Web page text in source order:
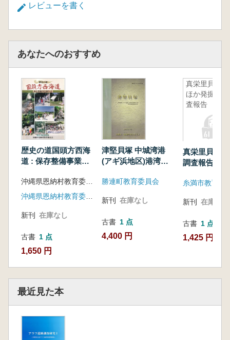
レビューを書く
あなたへのおすすめ
歴史の道国頭方西海
道 : 保存整備事業報
新刊 在庫なし
古書 1 点
1,650 円
津堅貝塚 中城湾港
(アギ浜地区)港湾改
掘調査報告書
勝連町教育委員会
新刊 在庫なし
古書 1 点
4,400 円
真栄里貝塚
ほか発掘調
査報告
真栄里貝塚
調査報告
糸満市教育委
新刊 在庫なし
古書 1 点
1,425 円
最近見た本